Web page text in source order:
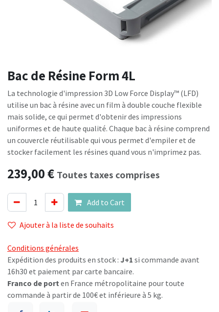
Bac de Résine Form 4L
La technologie d'impression 3D Low Force Display™ (LFD)
utilise un bac à résine avec un film à double couche flexible
mais solide, ce qui permet d'obtenir des impressions
uniformes et de haute qualité. Chaque bac à résine comprend
un couvercle réutilisable qui vous permet d'empiler et de
stocker facilement les résines quand vous n'imprimez pas.
239,00€ Toutes taxes comprises
Add to Cart
Ajouter à la liste de souhaits
Conditions générales
Expédition des produits en stock : J+1 si commande avant
16h30 et paiement par carte bancaire.
Franco de port en France métropolitaine pour toute
commande à partir de 100€ et inférieure à 5 kg.